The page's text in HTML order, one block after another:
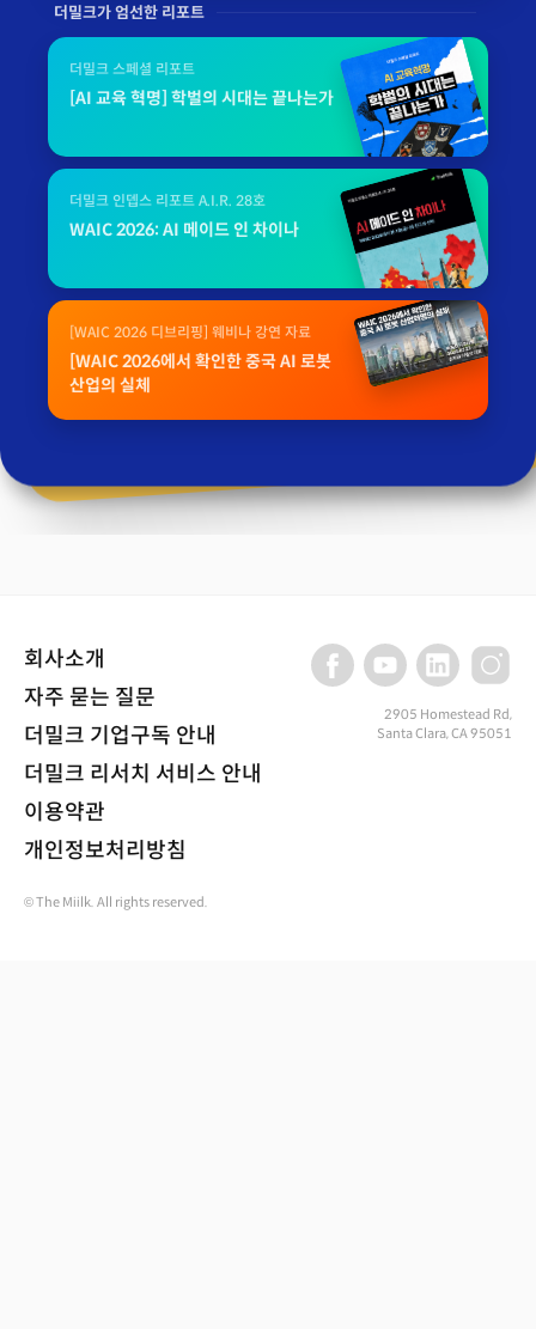
더밀크가 엄선한 리포트
더밀크 스페셜 리포트
[AI 교육 혁명] 학벌의 시대는 끝나는가
더밀크 인뎁스 리포트 A.I.R. 28호
WAIC 2026: AI 메이드 인 차이나
[WAIC 2026 디브리핑] 웨비나 강연 자료
[WAIC 2026에서 확인한 중국 AI 로봇
산업의 실체
회사소개
자주 묻는 질문
더밀크 기업구독 안내
더밀크 리서치 서비스 안내
이용약관
개인정보처리방침
2905 Homestead Rd,
Santa Clara, CA 95051
© The Miilk. All rights reserved.